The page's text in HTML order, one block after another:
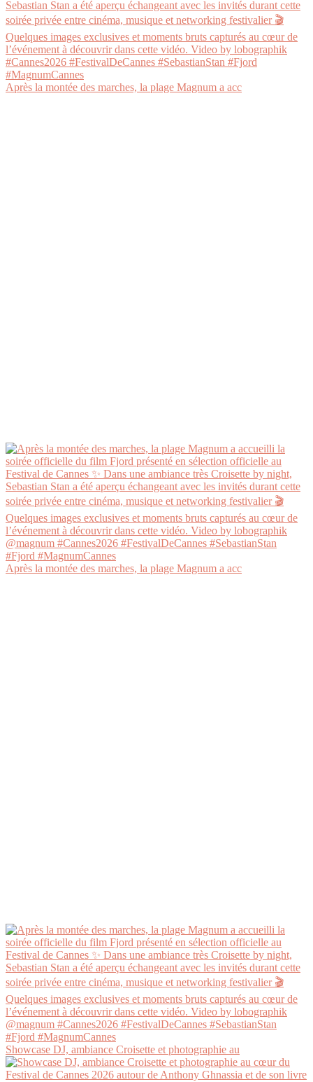
Après la montée des marches, la plage Magnum a acc
Après la montée des marches, la plage Magnum a acc
Showcase DJ, ambiance Croisette et photographie au